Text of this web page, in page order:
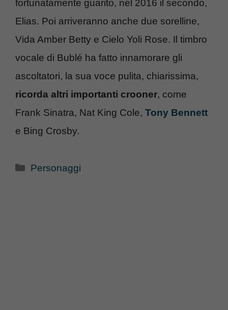
fortunatamente guarito, nel 2016 il secondo,
Elias. Poi arriveranno anche due sorelline,
Vida Amber Betty e Cielo Yoli Rose. Il timbro
vocale di Bublé ha fatto innamorare gli
ascoltatori, la sua voce pulita, chiarissima,
ricorda altri importanti crooner, come
Frank Sinatra, Nat King Cole, Tony Bennett
e Bing Crosby.
Categorie
Personaggi